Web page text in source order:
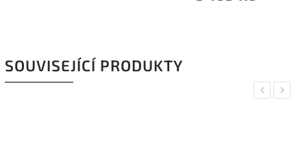
SOUVISEJÍCÍ PRODUKTY
Previous
Next